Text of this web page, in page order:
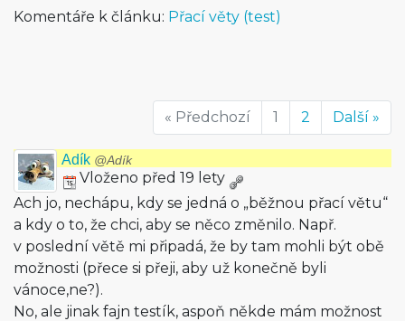
Komentáře k článku: Přací věty (test)
« Předchozí 1 2 Další »
Adík @Adík
Vloženo před 19 lety
Ach jo, nechápu, kdy se jedná o „běžnou přací větu“
a kdy o to, že chci, aby se něco změnilo. Např.
v poslední větě mi připadá, že by tam mohli být obě
možnosti (přece si přeji, aby už konečně byli
vánoce,ne?).
No, ale jinak fajn testík, aspoň někde mám možnost